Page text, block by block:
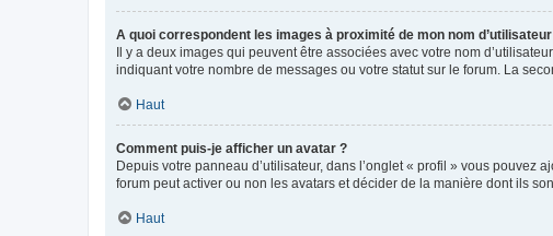
A quoi correspondent les images à proximité de mon nom
Il y a deux images qui peuvent être associées avec votre nom
indiquant votre nombre de messages ou votre statut sur le forum. La
Haut
Comment puis-je afficher un avatar ?
Depuis votre panneau d’utilisateur, dans l’onglet « profil » vous pouvez
forum peut activer ou non les avatars et décider de la manière dont ils
Haut